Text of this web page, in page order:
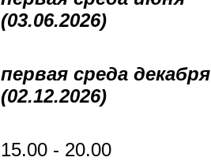
(03.06.2026)
первая среда декабря
(02.12.2026)
15.00 - 20.00